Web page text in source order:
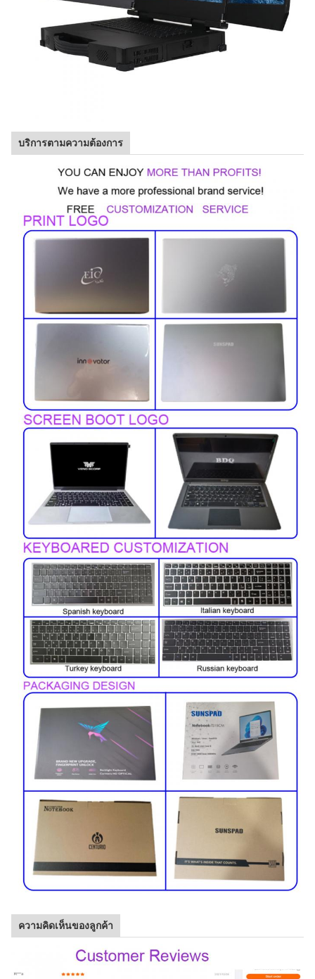
บริการตามความต้องการ
ความคิดเห็นของลูกค้า